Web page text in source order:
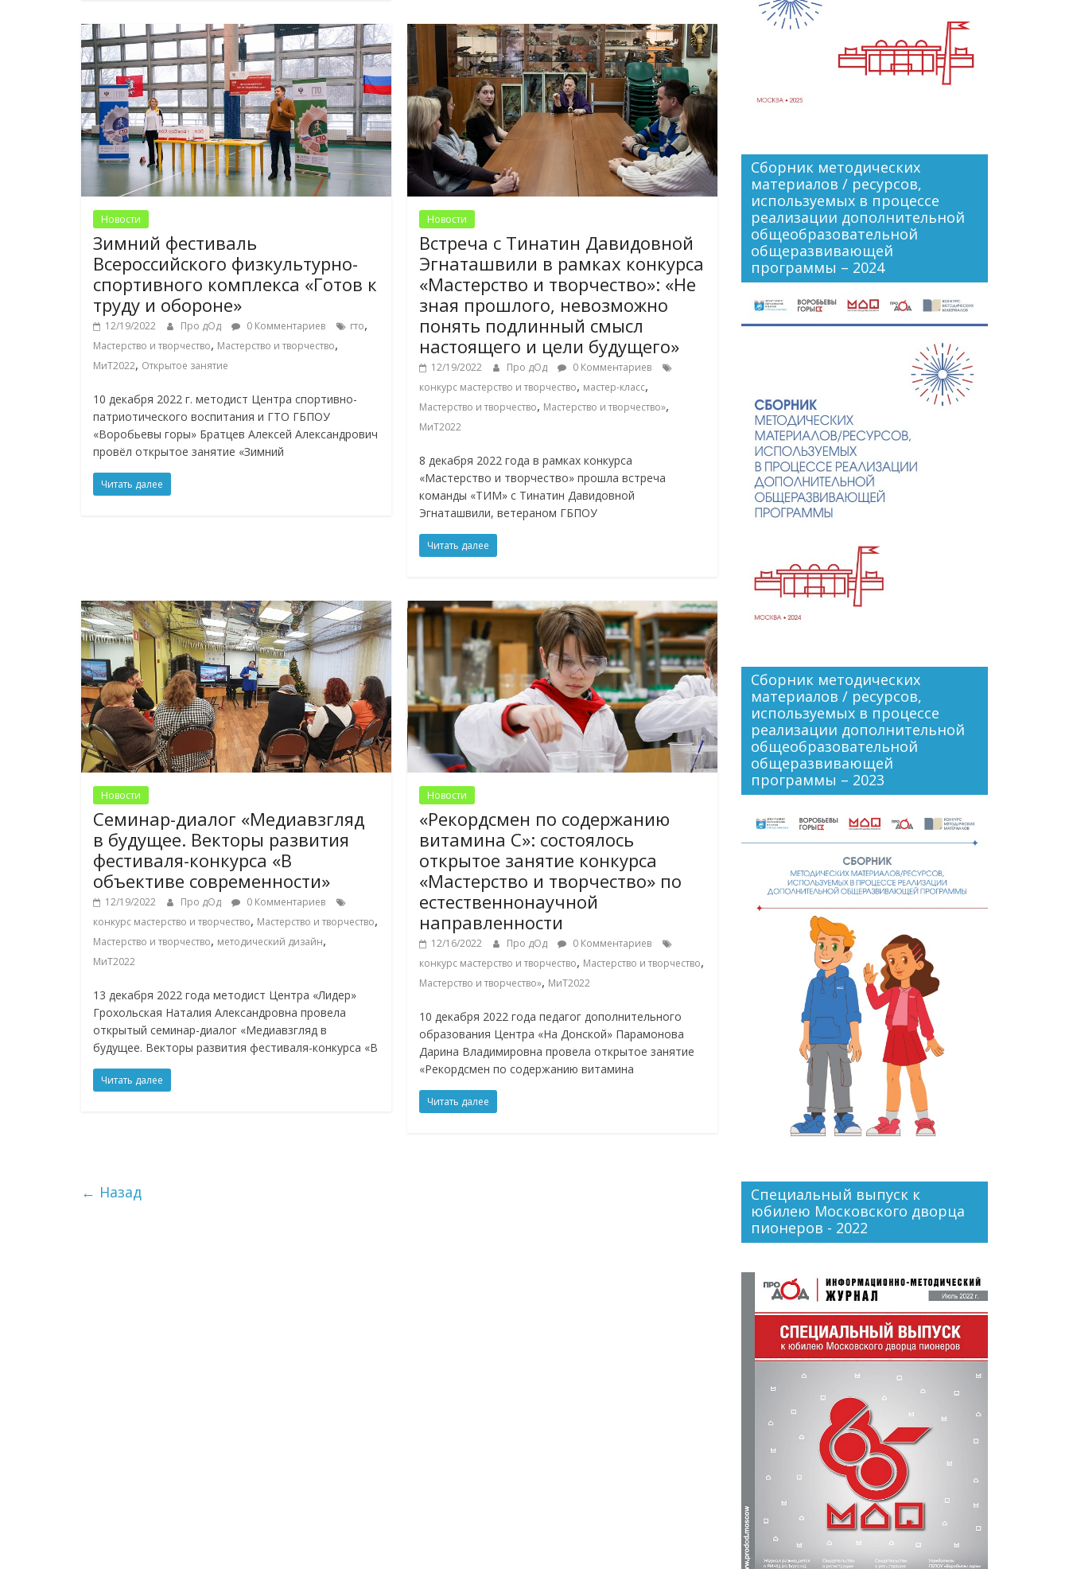
Новости
Зимний фестиваль
Всероссийского физкультурно-
спортивного комплекса «Готов к
труду и обороне»
12/19/2022 Про дОд 0 Комментариев гто,
Мастерство и творчество, Мастерство и творчество,
МиТ2022, Открытое занятие
10 декабря 2022 г. методист Центра спортивно-
патриотического воспитания и ГТО ГБПОУ
«Воробьевы горы» Братцев Алексей Александрович
провёл открытое занятие «Зимний
Читать далее
Новости
Встреча с Тинатин Давидовной
Эгнаташвили в рамках конкурса
«Мастерство и творчество»: «Не
зная прошлого, невозможно
понять подлинный смысл
настоящего и цели будущего»
12/19/2022 Про дОд
0 Комментариев
конкурс мастерство и творчество, мастер-класс,
Мастерство и творчество, Мастерство и творчество»,
МиТ2022
8 декабря 2022 года в рамках конкурса
«Мастерство и творчество» прошла встреча
команды «ТИМ» с Тинатин Давидовной
Эгнаташвили, ветераном ГБПОУ
Читать далее
Новости
Семинар-диалог «Медиавзгляд
в будущее. Векторы развития
фестиваля-конкурса «В
объективе современности»
12/19/2022 Про дОд
0 Комментариев
конкурс мастерство и творчество, Мастерство и творчество,
Мастерство и творчество, методический дизайн,
МиТ2022
13 декабря 2022 года методист Центра «Лидер»
Грохольская Наталия Александровна провела
открытый семинар-диалог «Медиавзгляд в
будущее. Векторы развития фестиваля-конкурса «В
Читать далее
Новости
«Рекордсмен по содержанию
витамина С»: состоялось
открытое занятие конкурса
«Мастерство и творчество» по
естественнонаучной
направленности
12/16/2022 Про дОд
0 Комментариев
конкурс мастерство и творчество, Мастерство и творчество,
Мастерство и творчество», МиТ2022
10 декабря 2022 года педагог дополнительного
образования Центра «На Донской» Парамонова
Дарина Владимировна провела открытое занятие
«Рекордсмен по содержанию витамина
Читать далее
← Назад
Сборник методических
материалов / ресурсов,
используемых в процессе
реализации дополнительной
общеобразовательной
общеразвивающей
программы – 2024
Сборник методических
материалов / ресурсов,
используемых в процессе
реализации дополнительной
общеобразовательной
общеразвивающей
программы – 2023
Специальный выпуск к
юбилею Московского дворца
пионеров - 2022